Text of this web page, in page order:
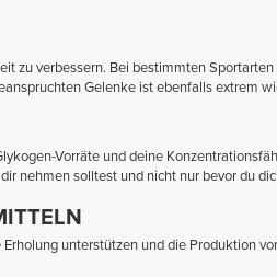
zu verbessern. Bei bestimmten
Gelenke ist ebenfalls extrem
Vorräte und deine
nehmen solltest und nicht nur bevor du
unterstützen und die Produktion